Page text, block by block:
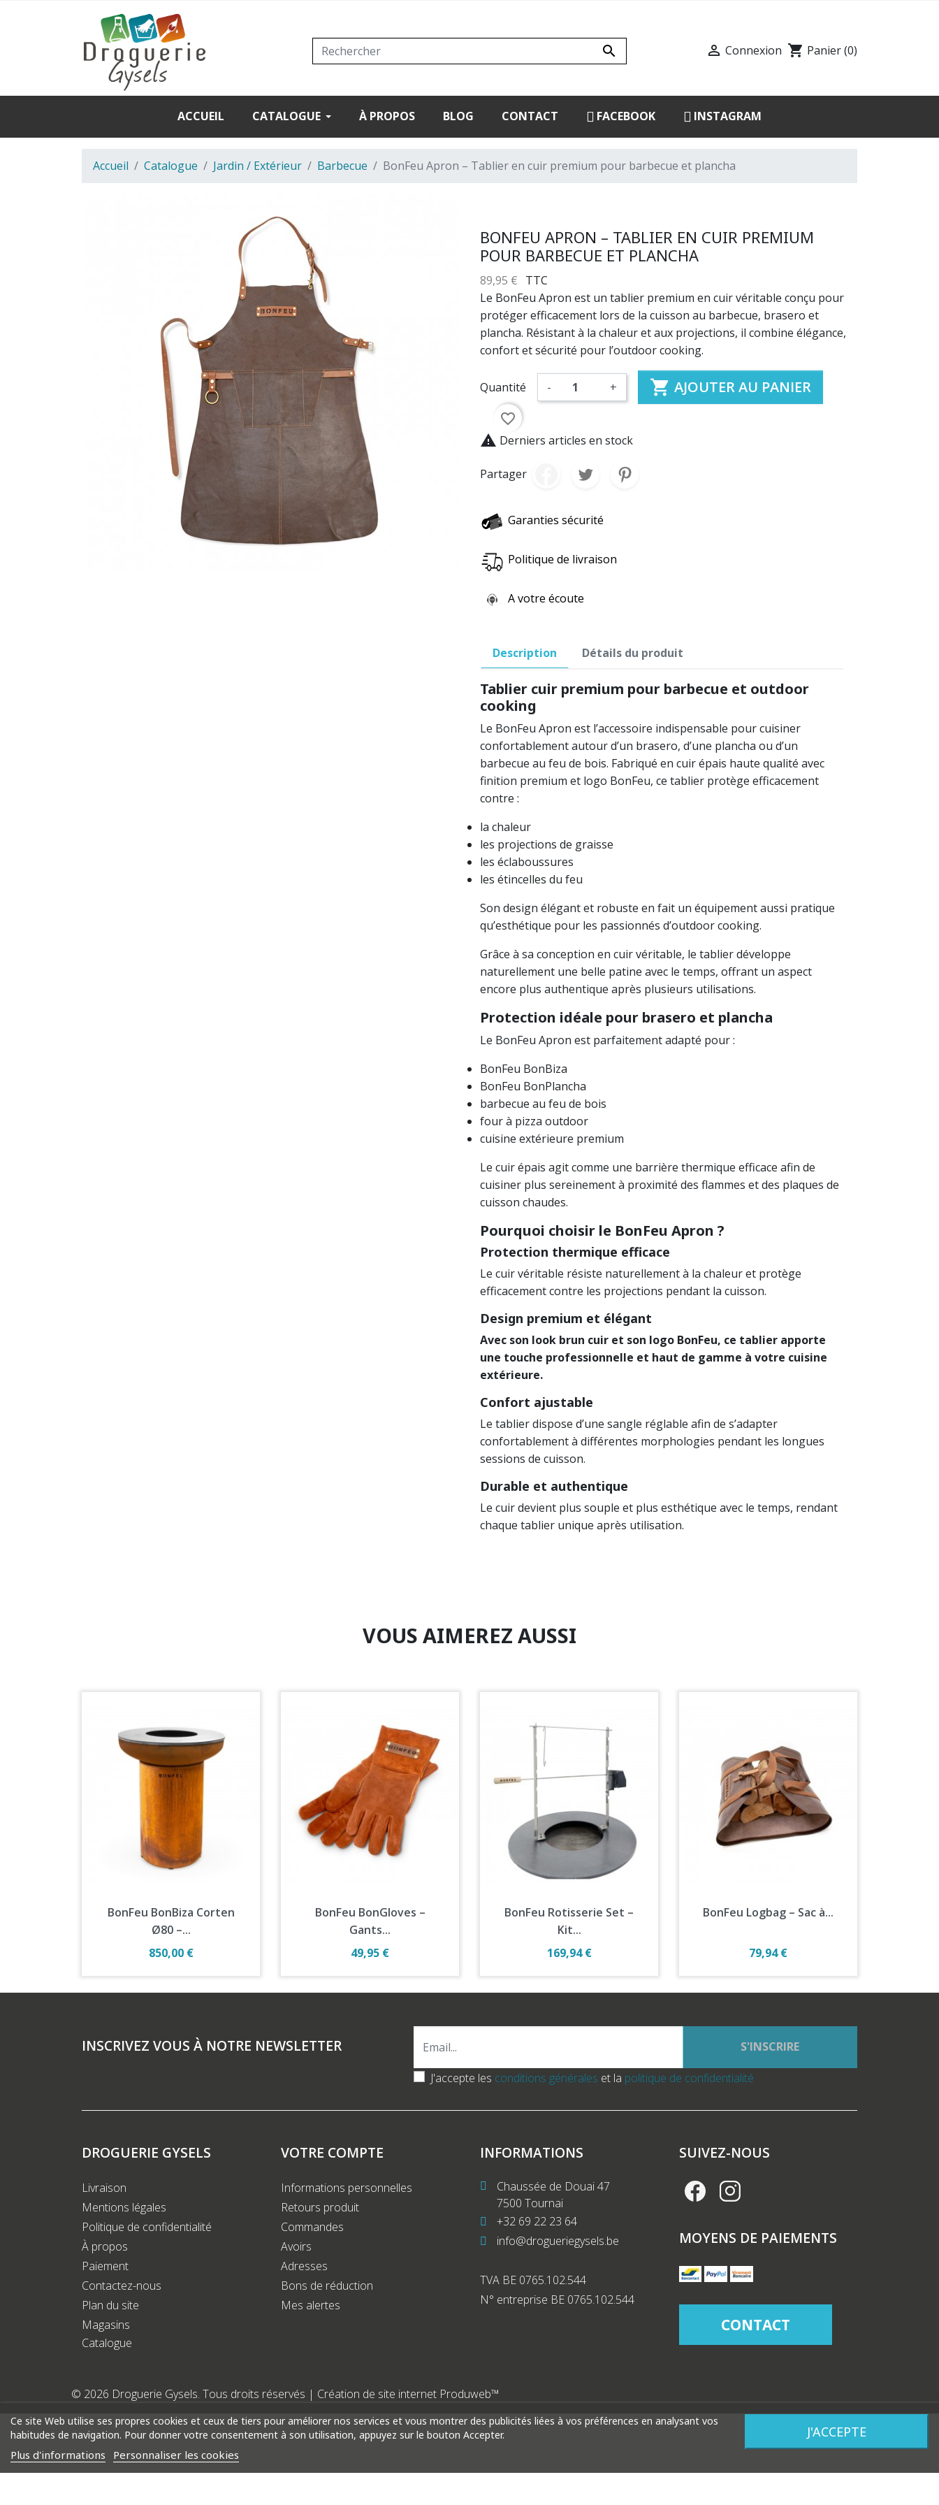
  Connexion shopping_cart Panier(0)
ACCUEIL CATALOGUE À PROPOS BLOG CONTACT FACEBOOK INSTAGRAM
Accueil Catalogue Jardin / Extérieur Barbecue BonFeu Apron – Tablier en cuir premium pour barbecue et plancha
BONFEU APRON – TABLIER EN CUIR PREMIUM
POUR BARBECUE ET PLANCHA
89,95 € TTC
Le BonFeu Apron est un tablier premium en cuir véritable conçu pour
protéger efficacement lors de la cuisson au barbecue, brasero et
plancha. Résistant à la chaleur et aux projections, il combine élégance,
confort et sécurité pour l’outdoor cooking.
Quantité - +  AJOUTER AU PANIER
favorite_border
 Derniers articles en stock
Partager
Garanties sécurité
Politique de livraison
A votre écoute
Description Détails du produit
Tablier cuir premium pour barbecue et outdoor
cooking
Le BonFeu Apron est l’accessoire indispensable pour cuisiner
confortablement autour d’un brasero, d’une plancha ou d’un
barbecue au feu de bois. Fabriqué en cuir épais haute qualité avec
finition premium et logo BonFeu, ce tablier protège efficacement
contre :
la chaleur
les projections de graisse
les éclaboussures
les étincelles du feu
Son design élégant et robuste en fait un équipement aussi pratique
qu’esthétique pour les passionnés d’outdoor cooking.
Grâce à sa conception en cuir véritable, le tablier développe
naturellement une belle patine avec le temps, offrant un aspect
encore plus authentique après plusieurs utilisations.
Protection idéale pour brasero et plancha
Le BonFeu Apron est parfaitement adapté pour :
BonFeu BonBiza
BonFeu BonPlancha
barbecue au feu de bois
four à pizza outdoor
cuisine extérieure premium
Le cuir épais agit comme une barrière thermique efficace afin de
cuisiner plus sereinement à proximité des flammes et des plaques de
cuisson chaudes.
Pourquoi choisir le BonFeu Apron ?
Protection thermique efficace
Le cuir véritable résiste naturellement à la chaleur et protège
efficacement contre les projections pendant la cuisson.
Design premium et élégant
Avec son look brun cuir et son logo BonFeu, ce tablier apporte
une touche professionnelle et haut de gamme à votre cuisine
extérieure.
Confort ajustable
Le tablier dispose d’une sangle réglable afin de s’adapter
confortablement à différentes morphologies pendant les longues
sessions de cuisson.
Durable et authentique
Le cuir devient plus souple et plus esthétique avec le temps, rendant
chaque tablier unique après utilisation.
VOUS AIMEREZ AUSSI
BonFeu BonBiza Corten
Ø80 –...
Prix
850,00 €
BonFeu BonGloves –
Gants...
Prix
49,95 €
BonFeu Rotisserie Set –
Kit...
Prix
169,94 €
BonFeu Logbag – Sac à...
Prix
79,94 €
INSCRIVEZ VOUS À NOTRE NEWSLETTER S'INSCRIRE
J'accepte les conditions générales et la politique de confidentialité
DROGUERIE GYSELS
Livraison
Mentions légales
Politique de confidentialité
À propos
Paiement
Contactez-nous
Plan du site
Magasins
Catalogue
VOTRE COMPTE
Informations personnelles
Retours produit
Commandes
Avoirs
Adresses
Bons de réduction
Mes alertes
INFORMATIONS
Chaussée de Douai 47
7500 Tournai
+32 69 22 23 64
info@drogueriegysels.be
TVA BE 0765.102.544
N° entreprise BE 0765.102.544
Ce site Web utilise ses propres cookies et ceux de tiers pour améliorer nos services et vous montrer des publicités liées à vos préférences en analysant vos
habitudes de navigation. Pour donner votre consentement à son utilisation, appuyez sur le bouton Accepter.
Plus d'informations Personnaliser les cookies
J'ACCEPTE
SUIVEZ-NOUS
MOYENS DE PAIEMENTS
CONTACT
© 2026 Droguerie Gysels. Tous droits réservés | Création de site internet Produweb™